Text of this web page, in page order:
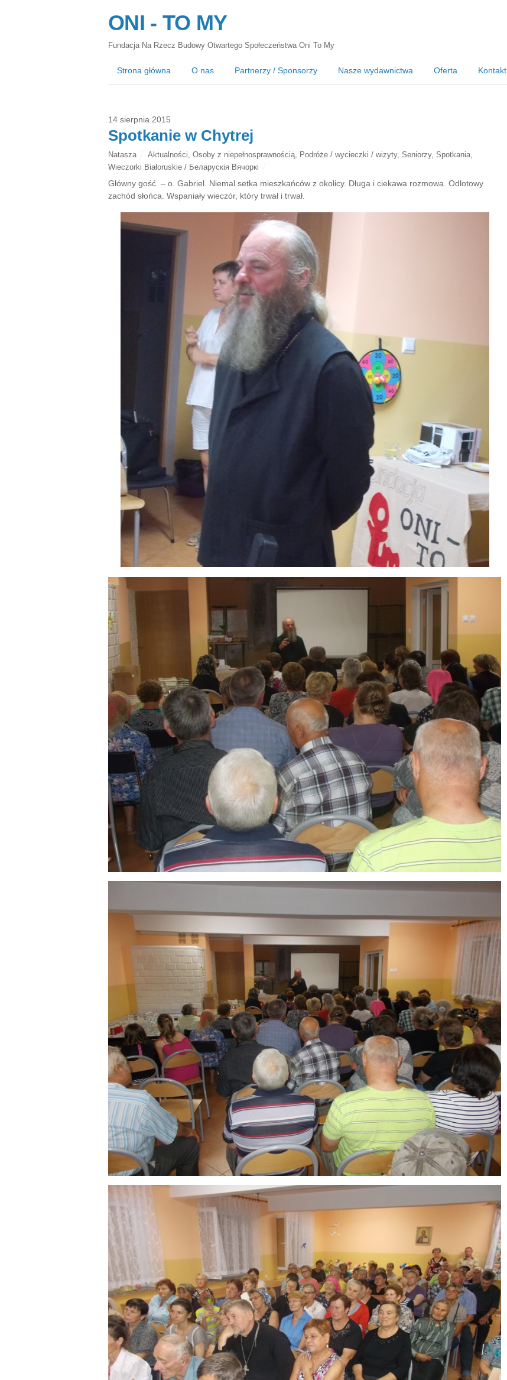
ONI - TO MY
Fundacja Na Rzecz Budowy Otwartego Społeczeństwa Oni To My
Strona główna O nas Partnerzy / Sponsorzy Nasze wydawnictwa Oferta Kontakt
14 sierpnia 2015
Spotkanie w Chytrej
Natasza Aktualności Osoby z niepełnosprawnością, Podróże / wycieczki / wizyty, Seniorzy, Spotkania,
Wieczorki Białoruskie / Беларускія Вячоркі
Główny gość – o. Gabriel. Niemal setka mieszkańców z okolicy. Długa i ciekawa rozmowa. Odlotowy
zachód słońca. Wspaniały wieczór, który trwał i trwał.